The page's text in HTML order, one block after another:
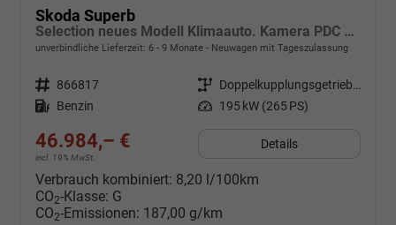
Skoda Superb
Selection neues Modell Klimaauto. Kamera PDC SHZ vorn 17 Zoll LM
unverbindliche Lieferzeit: 6 - 9 Monate Neuwagen mit Tageszulassung
Fahrzeugnr. 866817 Getriebe
Doppelkupplungsgetriebe (DSG)
Kraftstoff Benzin Leistung 195 kW (265 PS)
46.984,– €
incl. 19% MwSt.
Details
Verbrauch kombiniert: 8,20 l/100km
CO2-Klasse: G
CO2-Emissionen: 187,00 g/km